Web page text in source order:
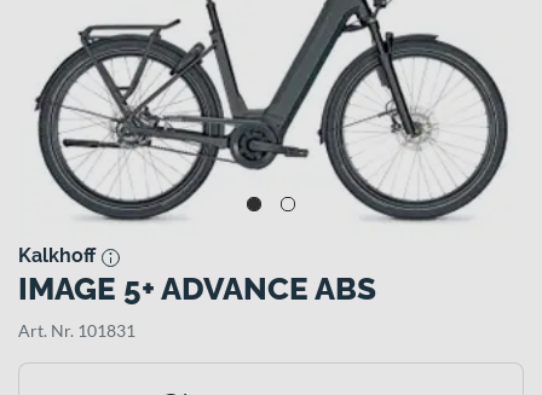
Kalkhoff
IMAGE 5+ ADVANCE ABS
Art. Nr. 101831